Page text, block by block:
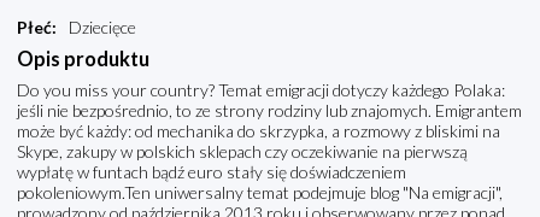
Płeć: Dziecięce
Opis produktu
Do you miss your country? Temat emigracji dotyczy każdego Polaka:
jeśli nie bezpośrednio, to ze strony rodziny lub znajomych. Emigrantem
może być każdy: od mechanika do skrzypka, a rozmowy z bliskimi na
Skype, zakupy w polskich sklepach czy oczekiwanie na pierwszą
wypłatę w funtach bądź euro stały się doświadczeniem
pokoleniowym.Ten uniwersalny temat podejmuje blog "Na emigracji",